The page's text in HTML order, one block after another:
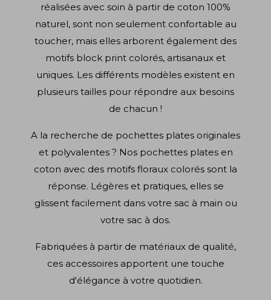
réalisées avec soin à partir de coton 100%
naturel, sont non seulement confortable au
toucher, mais elles arborent également des
motifs block print colorés, artisanaux et
uniques. Les différents modèles existent en
plusieurs tailles pour répondre aux besoins
de chacun !
A la recherche de pochettes plates originales
et polyvalentes ? Nos pochettes plates en
coton avec des motifs floraux colorés sont la
réponse. Légères et pratiques, elles se
glissent facilement dans votre sac à main ou
votre sac à dos.
Fabriquées à partir de matériaux de qualité,
ces accessoires apportent une touche
d'élégance à votre quotidien.